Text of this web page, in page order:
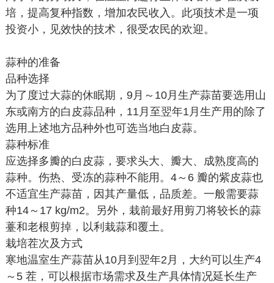
培，提高复种指数，增加农民收入。此项技术是一项
投资小，见效快的技术，很受农民的欢迎。
蒜种的准备
品种选择
为了度过大蒜的休眠期，9月～10月生产蒜苗要选用山
东或南方的白皮蒜品种，11月至翌年1月生产用的除了
选用上述地方品种外也可选当地白皮蒜。
蒜种标准
应选择多瓣的白皮蒜，要求头大、瓣大、成熟度高的
蒜种。伤热、受冻的蒜种不能用。4～6 瓣的紫皮蒜也
不适宜生产蒜苗，因其产量低，品质差。一般需要蒜
种14～17 kg/m2。另外，栽前最好用剪刀将较长的蒜
薹和老根剪掉，以利栽蒜和覆土。
栽培茬次及方式
寒地温室生产蒜苗从10月到翌年2月，大约可以生产4
～5 茬，可以根据市场需求及生产具体情况延长生产